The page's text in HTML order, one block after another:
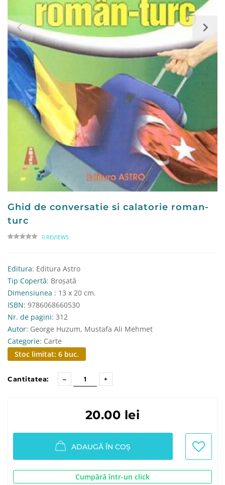
Ghid de conversatie si calatorie roman-
turc
0 REVIEWS
Editura: Editura Astro
Tip Copertă: Broșată
Dimensiunea : 13 x 20 cm.
ISBN: 9786068660530
Nr. de pagini: 312
Autor: George Huzum, Mustafa Ali Mehmet
Categorie: Carte
Stoc limitat: 6 buc.
Cantitatea:
20.00 lei
ADAUGĂ ÎN COȘ
Cumpără într-un click